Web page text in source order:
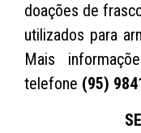
doações de
utilizados para
Mais
telefone (95)